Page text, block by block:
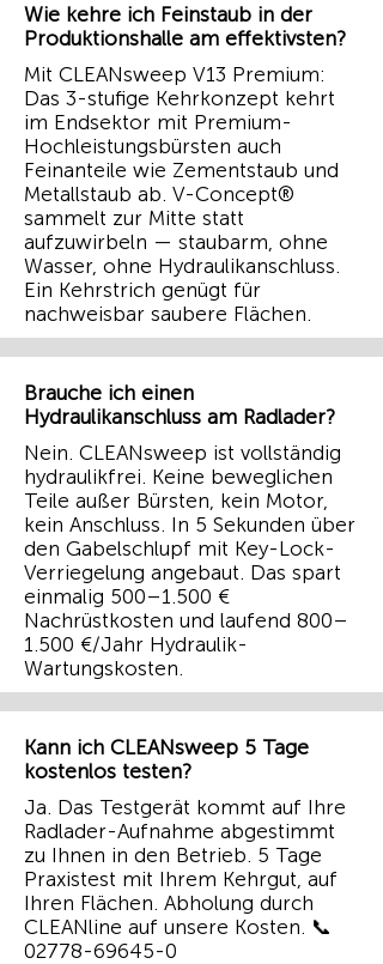
Wie kehre ich Feinstaub in der
Produktionshalle am effektivsten?
Mit CLEANsweep V13 Premium:
Das 3-stufige Kehrkonzept kehrt
im Endsektor mit Premium-
Hochleistungsbürsten auch
Feinanteile wie Zementstaub und
Metallstaub ab. V-Concept®
sammelt zur Mitte statt
aufzuwirbeln — staubarm, ohne
Wasser, ohne Hydraulikanschluss.
Ein Kehrstrich genügt für
nachweisbar saubere Flächen.
Brauche ich einen
Hydraulikanschluss am Radlader?
Nein. CLEANsweep ist vollständig
hydraulikfrei. Keine beweglichen
Teile außer Bürsten, kein Motor,
kein Anschluss. In 5 Sekunden über
den Gabelschlupf mit Key-Lock-
Verriegelung angebaut. Das spart
einmalig 500–1.500 €
Nachrüstkosten und laufend 800–
1.500 €/Jahr Hydraulik-
Wartungskosten.
Kann ich CLEANsweep 5 Tage
kostenlos testen?
Ja. Das Testgerät kommt auf Ihre
Radlader-Aufnahme abgestimmt
zu Ihnen in den Betrieb. 5 Tage
Praxistest mit Ihrem Kehrgut, auf
Ihren Flächen. Abholung durch
CLEANline auf unsere Kosten. 📞
02778-69645-0